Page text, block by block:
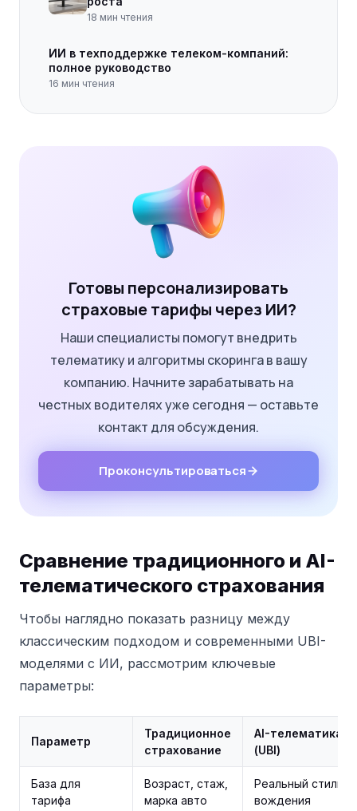
18 мин чтения
ИИ в техподдержке телеком-компаний:
полное руководство
16 мин чтения
Готовы персонализировать
страховые тарифы через ИИ?
Наши специалисты помогут внедрить
телематику и алгоритмы скоринга в вашу
компанию. Начните зарабатывать на
честных водителях уже сегодня — оставьте
контакт для обсуждения.
Проконсультироваться
Сравнение традиционного и AI-
телематического страхования
Чтобы наглядно показать разницу между
классическим подходом и современными UBI-
моделями с ИИ, рассмотрим ключевые
параметры:
Параметр
Традиционное
страхование
AI-телематика
(UBI)
База для
тарифа
Возраст, стаж,
марка авто
Реальный стиль
вождения